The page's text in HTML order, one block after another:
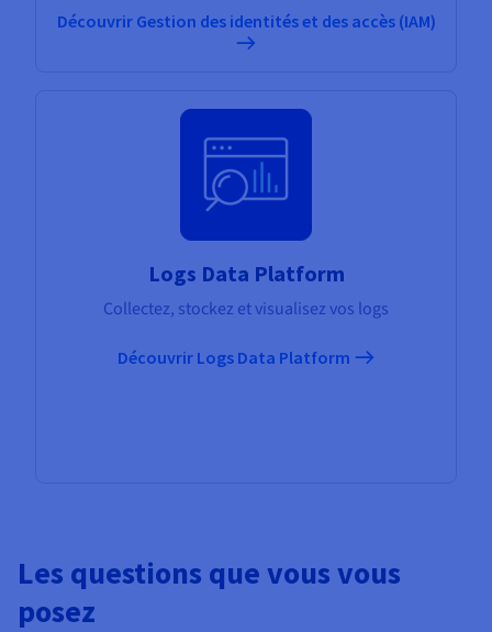
Découvrir Gestion des identités et des accès (IAM)
Logs Data Platform
Collectez, stockez et visualisez vos logs
Découvrir Logs Data Platform
Les questions que vous vous
posez